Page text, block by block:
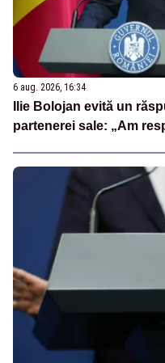
6 aug. 2026, 16:34
Ilie Bolojan evită un
partenerei sale: „Am